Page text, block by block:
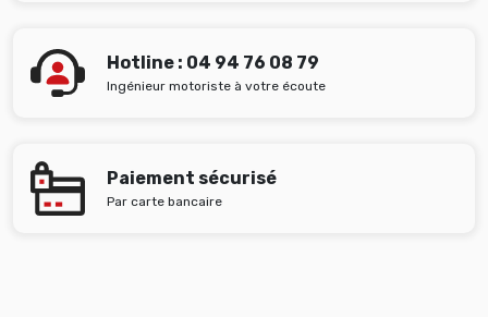
Hotline : 04 94 76 08 79
Ingénieur motoriste à votre écoute
Paiement sécurisé
Par carte bancaire